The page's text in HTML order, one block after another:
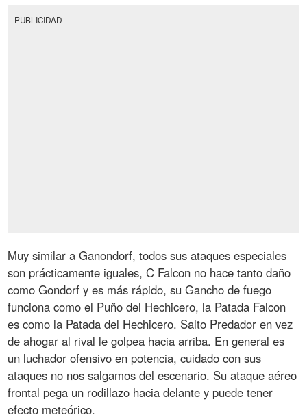
PUBLICIDAD
Muy similar a Ganondorf, todos sus ataques especiales
son prácticamente iguales, C Falcon no hace tanto daño
como Gondorf y es más rápido, su Gancho de fuego
funciona como el Puño del Hechicero, la Patada Falcon
es como la Patada del Hechicero. Salto Predador en vez
de ahogar al rival le golpea hacia arriba. En general es
un luchador ofensivo en potencia, cuidado con sus
ataques no nos salgamos del escenario. Su ataque aéreo
frontal pega un rodillazo hacia delante y puede tener
efecto meteórico.